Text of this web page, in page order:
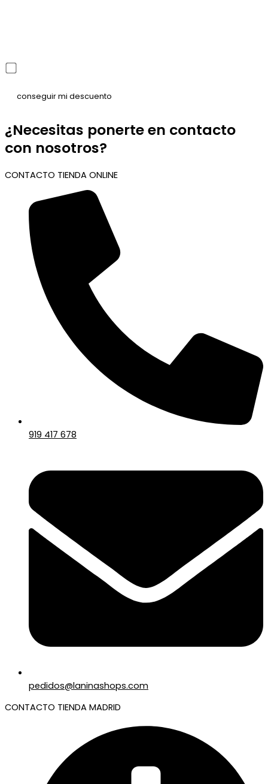
¿Necesitas ponerte en contacto
con nosotros?
CONTACTO TIENDA ONLINE
919 417 678
pedidos@laninashops.com
CONTACTO TIENDA MADRID